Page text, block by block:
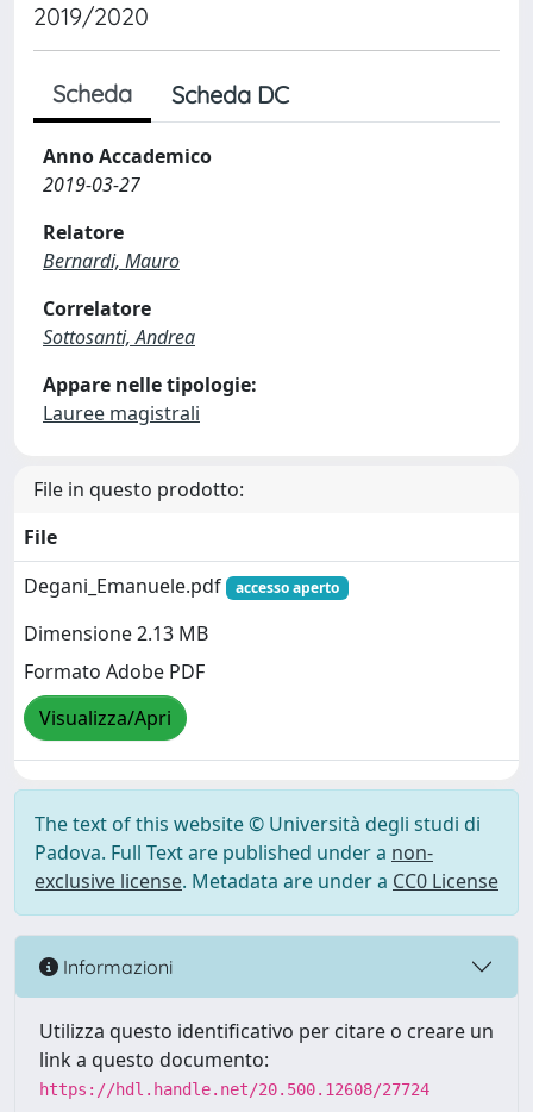
2019/2020
Scheda Scheda DC
Anno Accademico
2019-03-27
Relatore
Bernardi, Mauro
Correlatore
Sottosanti, Andrea
Appare nelle tipologie:
Lauree magistrali
File in questo prodotto:
File
Degani_Emanuele.pdf
accesso aperto
Dimensione 2.13 MB
Formato Adobe PDF
Visualizza/Apri
The text of this website © Università degli studi di
Padova. Full Text are published under a non-
exclusive license. Metadata are under a CC0 License
Informazioni
Utilizza questo identificativo per citare o creare un
link a questo documento:
https://hdl.handle.net/20.500.12608/27724